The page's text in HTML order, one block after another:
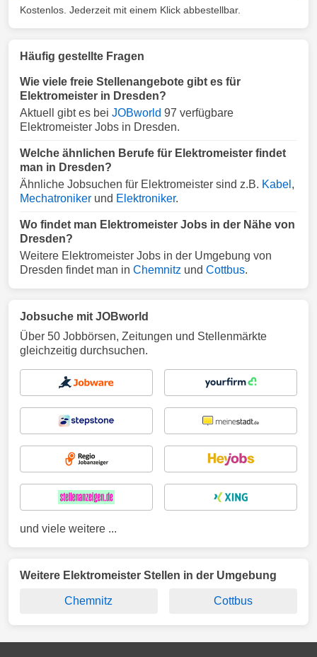
Kostenlos. Jederzeit mit einem Klick abbestellbar.
Häufig gestellte Fragen
Wie viele freie Stellenangebote gibt es für
Elektromeister in Dresden?
Aktuell gibt es bei JOBworld 97 verfügbare
Elektromeister Jobs in Dresden.
Welche ähnlichen Berufe für Elektromeister findet
man in Dresden?
Ähnliche Jobsuchen für Elektromeister sind z.B. Kabel ,
Mechatroniker und Elektroniker.
Wo findet man Elektromeister Jobs in der Nähe von
Dresden?
Weitere Elektromeister Jobs in der Umgebung von
Dresden findet man in Chemnitz und Cottbus.
Jobsuche mit JOBworld
Über 50 Jobbörsen, Zeitungen und Stellenmärkte
gleichzeitig durchsuchen.
und viele weitere ...
Weitere Elektromeister Stellen in der Umgebung
Chemnitz Cottbus